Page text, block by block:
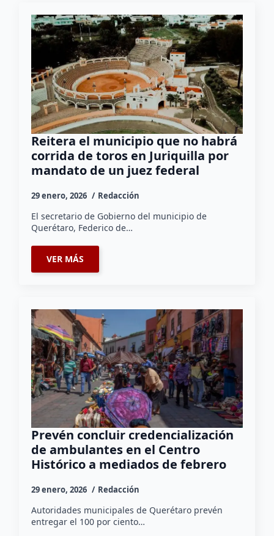
Reitera el municipio que no habrá
corrida de toros en Juriquilla por
mandato de un juez federal
29 enero, 2026 Redacción
El secretario de Gobierno del municipio de
Querétaro, Federico de…
VER MÁS
Prevén concluir credencialización
de ambulantes en el Centro
Histórico a mediados de febrero
29 enero, 2026 Redacción
Autoridades municipales de Querétaro prevén
entregar el 100 por ciento…